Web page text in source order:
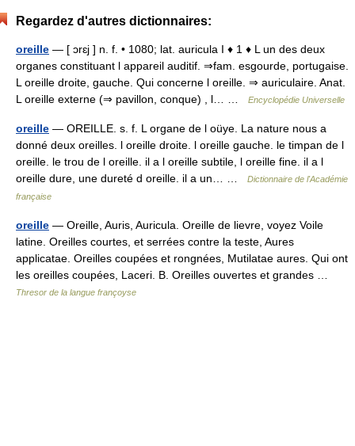
Regardez d'autres dictionnaires:
oreille — [ ɔrɛj ] n. f. • 1080; lat. auricula I ♦ 1 ♦ L un des deux
organes constituant l appareil auditif. ⇒fam. esgourde, portugaise.
L oreille droite, gauche. Qui concerne l oreille. ⇒ auriculaire. Anat.
L oreille externe (⇒ pavillon, conque) , l… …
Encyclopédie Universelle
oreille — OREILLE. s. f. L organe de l oüye. La nature nous a
donné deux oreilles. l oreille droite. l oreille gauche. le timpan de l
oreille. le trou de l oreille. il a l oreille subtile, l oreille fine. il a l
oreille dure, une dureté d oreille. il a un… …
Dictionnaire de l'Académie
française
oreille — Oreille, Auris, Auricula. Oreille de lievre, voyez Voile
latine. Oreilles courtes, et serrées contre la teste, Aures
applicatae. Oreilles coupées et rongnées, Mutilatae aures. Qui ont
les oreilles coupées, Laceri. B. Oreilles ouvertes et grandes …
Thresor de la langue françoyse